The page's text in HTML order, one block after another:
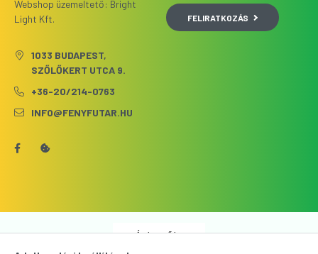
Webshop üzemeltető: Bright
Light Kft.
1033 BUDAPEST,
SZŐLŐKERT UTCA 9.
+36-20/214-0763
INFO@FENYFUTAR.HU
FELIRATKOZÁS
Árukereső.hu